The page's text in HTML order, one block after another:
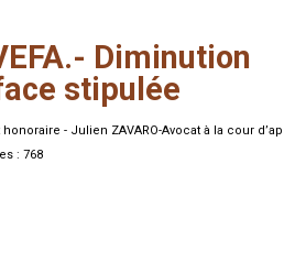
Diminution
stipulée
- Julien ZAVARO-Avocat à la cour
: 768